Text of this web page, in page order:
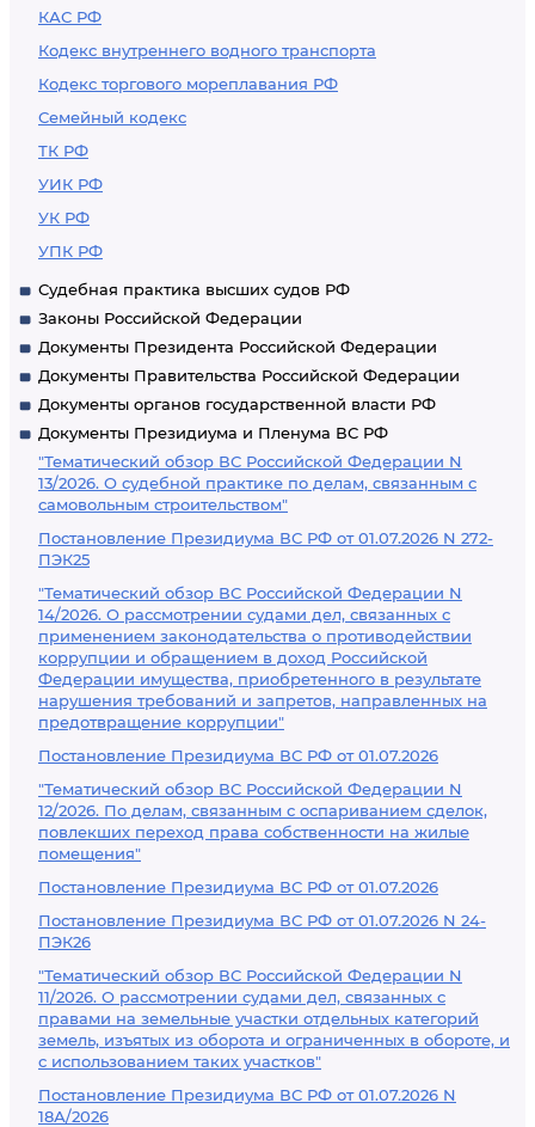
КАС РФ
Кодекс внутреннего водного транспорта
Кодекс торгового мореплавания РФ
Семейный кодекс
ТК РФ
УИК РФ
УК РФ
УПК РФ
Судебная практика высших судов РФ
Законы Российской Федерации
Документы Президента Российской Федерации
Документы Правительства Российской Федерации
Документы органов государственной власти РФ
Документы Президиума и Пленума ВС РФ
"Тематический обзор ВС Российской Федерации N
13/2026. О судебной практике по делам, связанным с
самовольным строительством"
Постановление Президиума ВС РФ от 01.07.2026 N 272-
ПЭК25
"Тематический обзор ВС Российской Федерации N
14/2026. О рассмотрении судами дел, связанных с
применением законодательства о противодействии
коррупции и обращением в доход Российской
Федерации имущества, приобретенного в результате
нарушения требований и запретов, направленных на
предотвращение коррупции"
Постановление Президиума ВС РФ от 01.07.2026
"Тематический обзор ВС Российской Федерации N
12/2026. По делам, связанным с оспариванием сделок,
повлекших переход права собственности на жилые
помещения"
Постановление Президиума ВС РФ от 01.07.2026
Постановление Президиума ВС РФ от 01.07.2026 N 24-
ПЭК26
"Тематический обзор ВС Российской Федерации N
11/2026. О рассмотрении судами дел, связанных с
правами на земельные участки отдельных категорий
земель, изъятых из оборота и ограниченных в обороте, и
с использованием таких участков"
Постановление Президиума ВС РФ от 01.07.2026 N
18А/2026